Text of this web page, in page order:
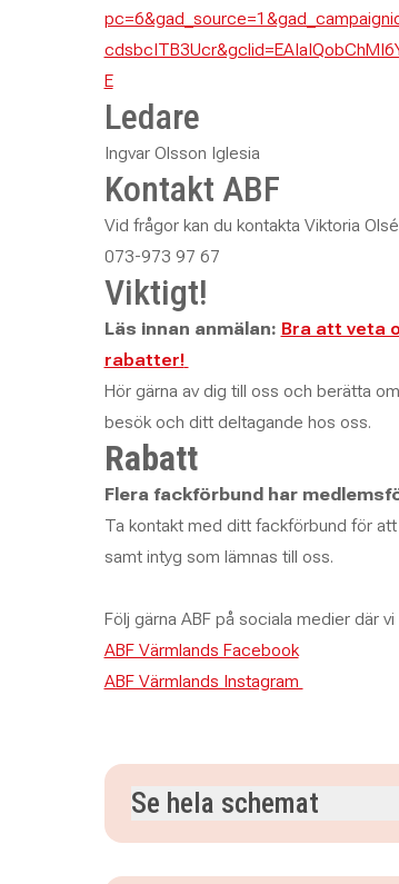
E
Ledare
Ingvar Olsson Iglesia
Kontakt ABF
Vid frågor kan du kontakta Viktoria
073-973 97 67
Viktigt!
Läs innan anmälan: Bra att veta
rabatter!
Hör gärna av dig till oss och berätta
besök och ditt deltagande hos oss.
Rabatt
Flera fackförbund har
Ta kontakt med ditt fackförbund för
samt intyg som lämnas till oss.
Följ gärna ABF på sociala medier där
ABF Värmlands Facebook
ABF Värmlands Instagram
Se hela schemat